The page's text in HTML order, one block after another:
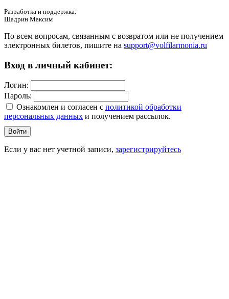
Разработка и поддержка:
Шадрин Максим
По всем вопросам, связанным с возвратом или не получением
электронных билетов, пишите на support@volfilarmonia.ru
Вход в личный кабинет:
Логин:
Пароль:
Ознакомлен и согласен c политикой обработки
персональных данных и получением рассылок.
Войти
Если у вас нет учетной записи, зарегистрируйтесь